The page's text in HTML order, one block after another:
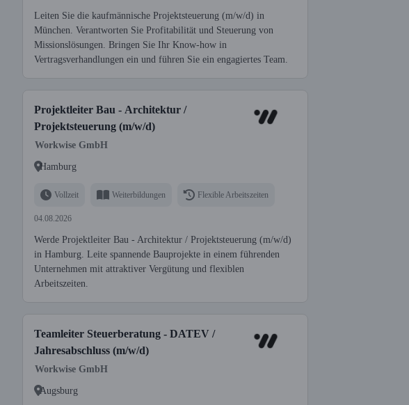
Leiten Sie die kaufmännische Projektsteuerung (m/w/d) in
München. Verantworten Sie Profitabilität und Steuerung von
Missionslösungen. Bringen Sie Ihr Know-how in
Vertragsverhandlungen ein und führen Sie ein engagiertes Team.
Projektleiter Bau - Architektur /
Projektsteuerung (m/w/d)
Workwise GmbH
Hamburg
Vollzeit Weiterbildungen Flexible Arbeitszeiten
04.08.2026
Werde Projektleiter Bau - Architektur / Projektsteuerung (m/w/d)
in Hamburg. Leite spannende Bauprojekte in einem führenden
Unternehmen mit attraktiver Vergütung und flexiblen
Arbeitszeiten.
Teamleiter Steuerberatung - DATEV /
Jahresabschluss (m/w/d)
Workwise GmbH
Augsburg